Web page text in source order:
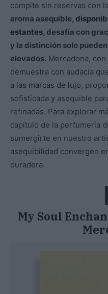
compite sin reservas con
aroma asequible,
estantes, desafía con
y la distinción solo
elevados. Mercadona,
demuestra con audacia
a las marcas de lujo,
sofisticada y asequible
refinadas. Para explorar
capítulo de la perfumería
sumergirte en nuestro
asequibilidad convergen
duradera.
My Soul